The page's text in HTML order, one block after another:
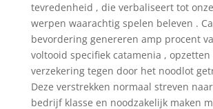
tevredenheid , die verbaliseert tot
werpen waarachtig spelen beleven .
bevordering genereren amp procent
voltooid specifiek catamenia ,
verzekering tegen door het noodlot
Deze verstrekken normaal streven
bedrijf klasse en noodzakelijk maken